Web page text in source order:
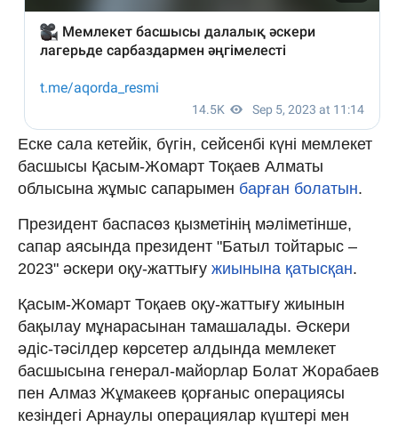
Еске сала кетейік, бүгін, сейсенбі күні мемлекет
басшысы Қасым-Жомарт Тоқаев Алматы
облысына жұмыс сапарымен барған болатын.
Президент баспасөз қызметінің мәліметінше,
сапар аясында президент "Батыл тойтарыс –
2023" әскери оқу-жаттығу жиынына қатысқан.
Қасым-Жомарт Тоқаев оқу-жаттығу жиынын
бақылау мұнарасынан тамашалады. Әскери
әдіс-тәсілдер көрсетер алдында мемлекет
басшысына генерал-майорлар Болат Жорабаев
пен Алмаз Жұмакеев қорғаныс операциясы
кезіндегі Арнаулы операциялар күштері мен